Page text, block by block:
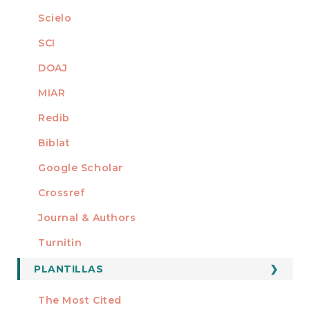
Scielo
SCI
DOAJ
MIAR
Redib
Biblat
Google Scholar
MIEMBRO DE
Crossref
Journal & Authors
Turnitin
FORMATOS
PLANTILLAS
Manuscript Template
ESTADÍSTICOS
The Most Cited